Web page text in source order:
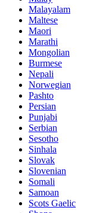
Malayalam
Maltese
Maori
Marathi
Mongolian
Burmese
Nepali
Norwegian
Pashto
Persian
Punjabi
Serbian
Sesotho
Sinhala
Slovak
Slovenian
Somali
Samoan
Scots Gaelic